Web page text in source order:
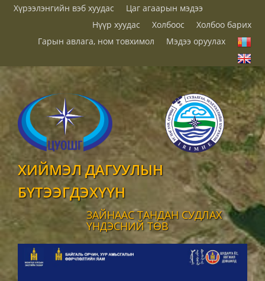
Хүрээлэнгийн вэб хуудас
Цаг агаарын мэдээ
Нүүр хуудас
Холбоос
Холбоо барих
Гарын авлага, ном товхимол
Мэдээ оруулах
ХИЙМЭЛ ДАГУУЛЫН
БҮТЭЭГДЭХҮҮН
ЗАЙНААС ТАНДАН СУДЛАХ
ҮНДЭСНИЙ ТӨВ